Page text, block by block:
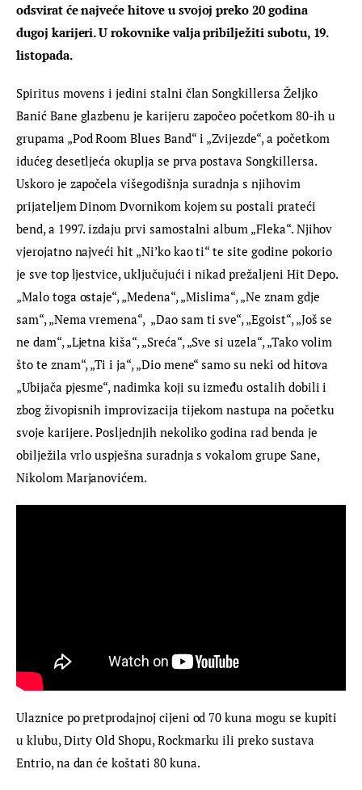
odsvirat će najveće hitove u svojoj preko 20 godina
dugoj karijeri. U rokovnike valja pribilježiti subotu, 19.
listopada.
Spiritus movens i jedini stalni član Songkillersa Željko
Banić Bane glazbenu je karijeru započeo početkom 80-ih u
grupama „Pod Room Blues Band“ i „Zvijezde“, a početkom
idućeg desetljeća okuplja se prva postava Songkillersa.
Uskoro je započela višegodišnja suradnja s njihovim
prijateljem Dinom Dvornikom kojem su postali prateći
bend, a 1997. izdaju prvi samostalni album „Fleka“. Njihov
vjerojatno najveći hit „Ni’ko kao ti“ te site godine pokorio
je sve top ljestvice, uključujući i nikad prežaljeni Hit Depo.
„Malo toga ostaje“, „Medena“, „Mislima“, „Ne znam gdje
sam“, „Nema vremena“,  „Dao sam ti sve“, „Egoist“, „Još se
ne dam“, „Ljetna kiša“, „Sreća“, „Sve si uzela“, „Tako volim
što te znam“, „Ti i ja“, „Dio mene“ samo su neki od hitova
„Ubijača pjesme“, nadimka koji su između ostalih dobili i
zbog živopisnih improvizacija tijekom nastupa na početku
svoje karijere. Posljednjih nekoliko godina rad benda je
obilježila vrlo uspješna suradnja s vokalom grupe Sane,
Nikolom Marjanovićem.
Ulaznice po pretprodajnoj cijeni od 70 kuna mogu se kupiti
u klubu, Dirty Old Shopu, Rockmarku ili preko sustava
Entrio, na dan će koštati 80 kuna.